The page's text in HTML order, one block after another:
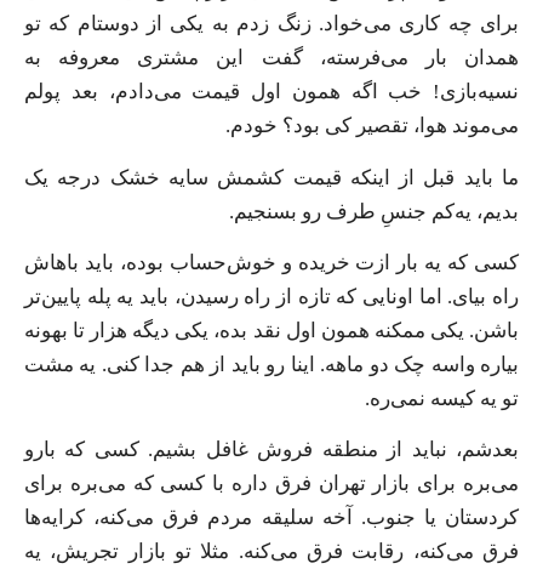
برای چه کاری می‌خواد. زنگ زدم به یکی از دوستام که تو
همدان بار می‌فرسته، گفت این مشتری معروفه به
نسیه‌بازی! خب اگه همون اول قیمت می‌دادم، بعد پولم
می‌موند هوا، تقصیر کی بود؟ خودم.
ما باید قبل از اینکه قیمت کشمش سایه خشک درجه یک
بدیم، یه‌کم جنسِ طرف رو بسنجیم.
کسی که یه بار ازت خریده و خوش‌حساب بوده، باید باهاش
راه بیای. اما اونایی که تازه از راه رسیدن، باید یه پله پایین‌تر
باشن. یکی ممکنه همون اول نقد بده، یکی دیگه هزار تا بهونه
بیاره واسه چک دو ماهه. اینا رو باید از هم جدا کنی. یه مشت
تو یه کیسه نمی‌ره.
بعدشم، نباید از منطقه فروش غافل بشیم. کسی که بارو
می‌بره برای بازار تهران فرق داره با کسی که می‌بره برای
کردستان یا جنوب. آخه سلیقه مردم فرق می‌کنه، کرایه‌ها
فرق می‌کنه، رقابت فرق می‌کنه. مثلا تو بازار تجریش، یه